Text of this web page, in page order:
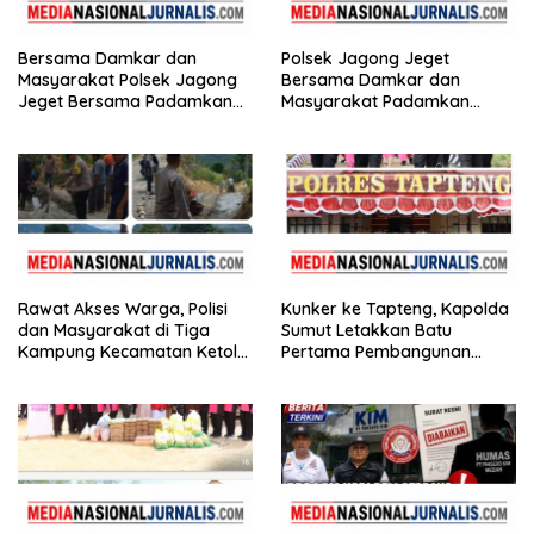
Bersama Damkar dan
Masyarakat Polsek Jagong
Jeget Bersama Padamkan
Polsek Jagong Jeget
Bersama Damkar dan
Masyarakat Padamkan
Rawat Akses Warga, Polisi
dan Masyarakat di Tiga
Kampung Kecamatan Ketol
Kunker ke Tapteng, Kapolda
Sumut Letakkan Batu
Pertama Pembangunan